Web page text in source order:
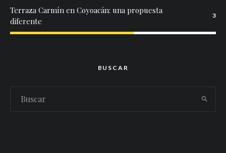
Terraza Carmín en Coyoacán: una propuesta
diferente
3
BUSCAR